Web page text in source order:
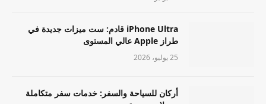
iPhone Ultra قادم: ست ميزات جديدة في
طراز Apple عالي المستوى
25 يوليو، 2026
أركان للسياحة والسفر: خدمات سفر متكاملة